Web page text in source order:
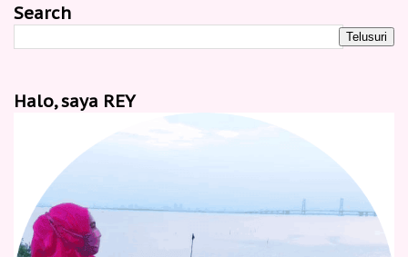
Search
Halo, saya REY